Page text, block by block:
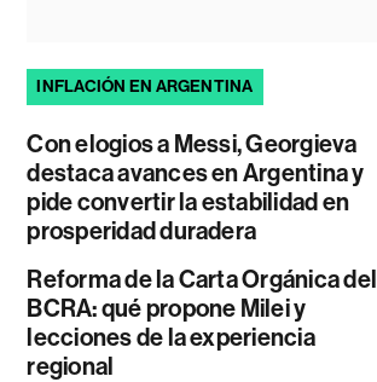
INFLACIÓN EN ARGENTINA
Con elogios a Messi, Georgieva
destaca avances en Argentina y
pide convertir la estabilidad en
prosperidad duradera
Reforma de la Carta Orgánica del
BCRA: qué propone Milei y
lecciones de la experiencia
regional